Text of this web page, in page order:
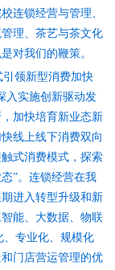
连锁经营与管理、
理、茶艺与茶文化
对我们的鞭策。
引领新型消费加快
入实施创新驱动发
加快培育新业态新
线上线下消费双向
式消费模式，探索
”。连锁经营在我
进入转型升级和新
能、大数据、物联
、专业化、规模化
门店营运管理的优